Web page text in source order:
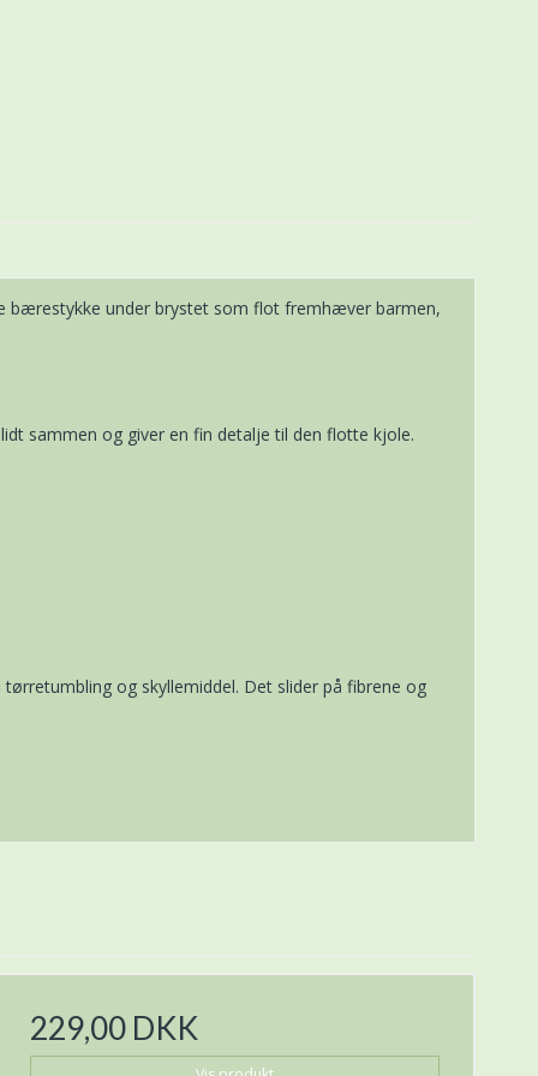
bærestykke under brystet som flot fremhæver barmen,
sammen og giver en fin detalje til den flotte kjole.
og skyllemiddel. Det slider på fibrene og
229,00 DKK